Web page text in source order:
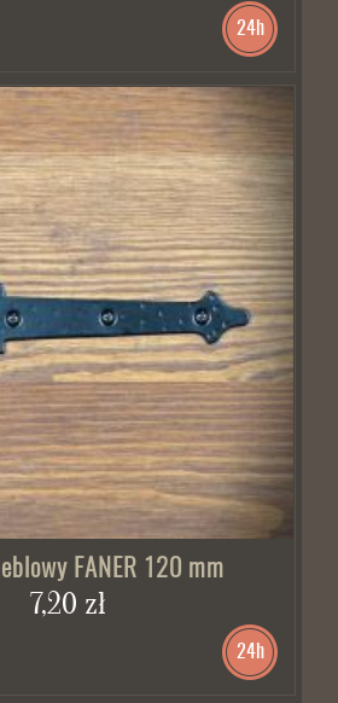
24h
FANER 120 mm
7,20 zł
24h